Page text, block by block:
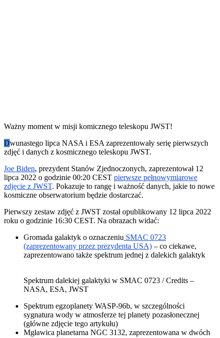
Ważny moment w misji komicznego teleskopu JWST!
Dwunastego lipca NASA i ESA zaprezentowały serię pierwszych
zdjęć i danych z kosmicznego teleskopu JWST.
Joe Biden, prezydent Stanów Zjednoczonych, zaprezentował 12
lipca 2022 o godzinie 00:20 CEST pierwsze pełnowymiarowe
zdjęcie z JWST. Pokazuje to rangę i ważność danych, jakie to nowe
kosmiczne obserwatorium będzie dostarczać.
Pierwszy zestaw zdjęć z JWST został opublikowany 12 lipca 2022
roku o godzinie 16:30 CEST. Na obrazach widać:
Gromada galaktyk o oznaczeniu SMAC 0723
(zaprezentowany przez prezydenta USA) – co ciekawe,
zaprezentowano także spektrum jednej z dalekich galaktyk
Spektrum dalekiej galaktyki w SMAC 0723 / Credits –
NASA, ESA, JWST
Spektrum egzoplanety WASP-96b, w szczególności
sygnatura wody w atmosferze tej planety pozasłonecznej
(główne zdjęcie tego artykułu)
Mgławica planetarna NGC 3132, zaprezentowana w dwóch